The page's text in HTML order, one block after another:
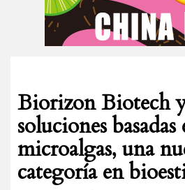
Biorizon Biotech y
soluciones basadas
microalgas, una
categoría en